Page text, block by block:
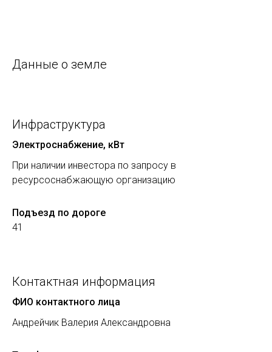
Данные о земле
Инфраструктура
Электроснабжение, кВт
При наличии инвестора по запросу в
ресурсоснабжающую организацию
Подъезд по дороге
41
Контактная информация
ФИО контактного лица
Андрейчик Валерия Александровна